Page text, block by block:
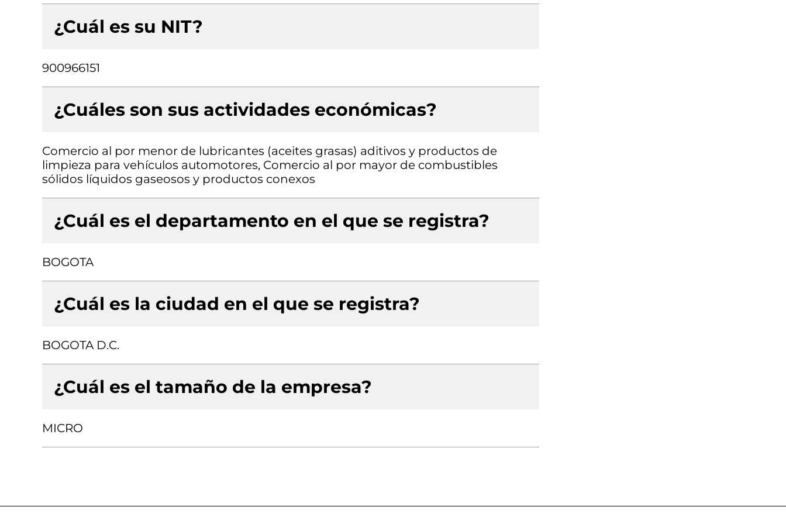
¿Cuál es su NIT?
900966151
¿Cuáles son sus actividades económicas?
Comercio al por menor de lubricantes (aceites grasas) aditivos y productos de
limpieza para vehículos automotores, Comercio al por mayor de combustibles
sólidos líquidos gaseosos y productos conexos
¿Cuál es el departamento en el que se registra?
BOGOTA
¿Cuál es la ciudad en el que se registra?
BOGOTA D.C.
¿Cuál es el tamaño de la empresa?
MICRO